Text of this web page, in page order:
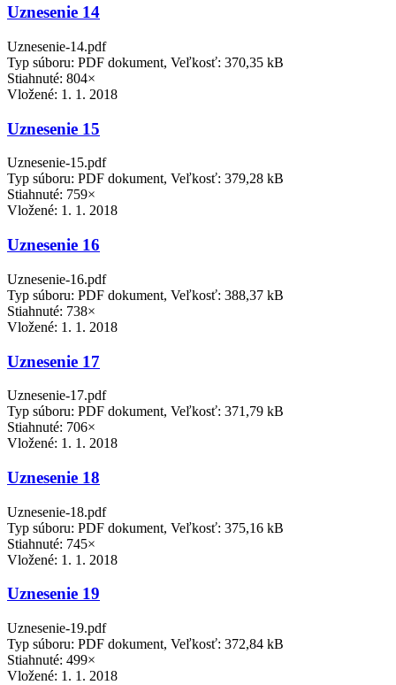
Uznesenie 14
Uznesenie-14.pdf
Typ súboru: PDF dokument, Veľkosť: 370,35 kB
Stiahnuté: 804×
Vložené: 1. 1. 2018
Uznesenie 15
Uznesenie-15.pdf
Typ súboru: PDF dokument, Veľkosť: 379,28 kB
Stiahnuté: 759×
Vložené: 1. 1. 2018
Uznesenie 16
Uznesenie-16.pdf
Typ súboru: PDF dokument, Veľkosť: 388,37 kB
Stiahnuté: 738×
Vložené: 1. 1. 2018
Uznesenie 17
Uznesenie-17.pdf
Typ súboru: PDF dokument, Veľkosť: 371,79 kB
Stiahnuté: 706×
Vložené: 1. 1. 2018
Uznesenie 18
Uznesenie-18.pdf
Typ súboru: PDF dokument, Veľkosť: 375,16 kB
Stiahnuté: 745×
Vložené: 1. 1. 2018
Uznesenie 19
Uznesenie-19.pdf
Typ súboru: PDF dokument, Veľkosť: 372,84 kB
Stiahnuté: 499×
Vložené: 1. 1. 2018